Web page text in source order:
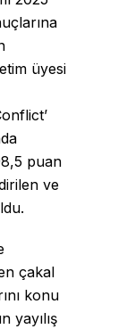
üyesi
puan
ve
çakal
konu
yayılış